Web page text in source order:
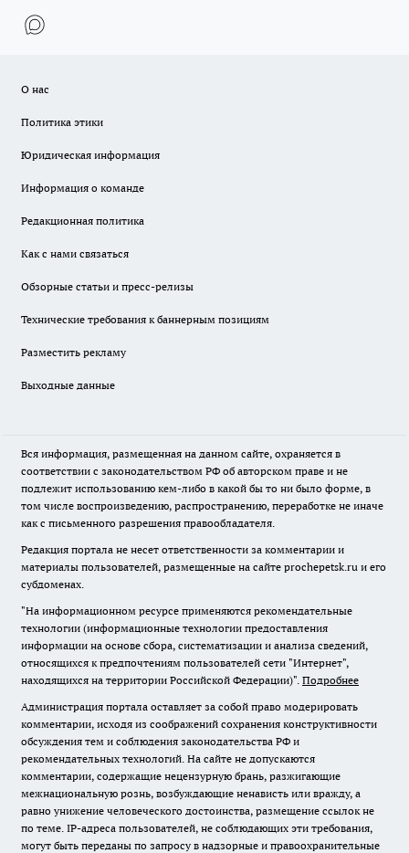
О нас
Политика этики
Юридическая информация
Информация о команде
Редакционная политика
Как с нами связаться
Обзорные статьи и пресс-релизы
Технические требования к баннерным позициям
Разместить рекламу
Выходные данные
Вся информация, размещенная на данном сайте, охраняется в
соответствии с законодательством РФ об авторском праве и не
подлежит использованию кем-либо в какой бы то ни было форме, в
том числе воспроизведению, распространению, переработке не иначе
как с письменного разрешения правообладателя.
Редакция портала не несет ответственности за комментарии и
материалы пользователей, размещенные на сайте prochepetsk.ru и его
субдоменах.
"На информационном ресурсе применяются рекомендательные
технологии (информационные технологии предоставления
информации на основе сбора, систематизации и анализа сведений,
относящихся к предпочтениям пользователей сети "Интернет",
находящихся на территории Российской Федерации)". Подробнее
Администрация портала оставляет за собой право модерировать
комментарии, исходя из соображений сохранения конструктивности
обсуждения тем и соблюдения законодательства РФ и
рекомендательных технологий. На сайте не допускаются
комментарии, содержащие нецензурную брань, разжигающие
межнациональную рознь, возбуждающие ненависть или вражду, а
равно унижение человеческого достоинства, размещение ссылок не
по теме. IP-адреса пользователей, не соблюдающих эти требования,
могут быть переданы по запросу в надзорные и правоохранительные